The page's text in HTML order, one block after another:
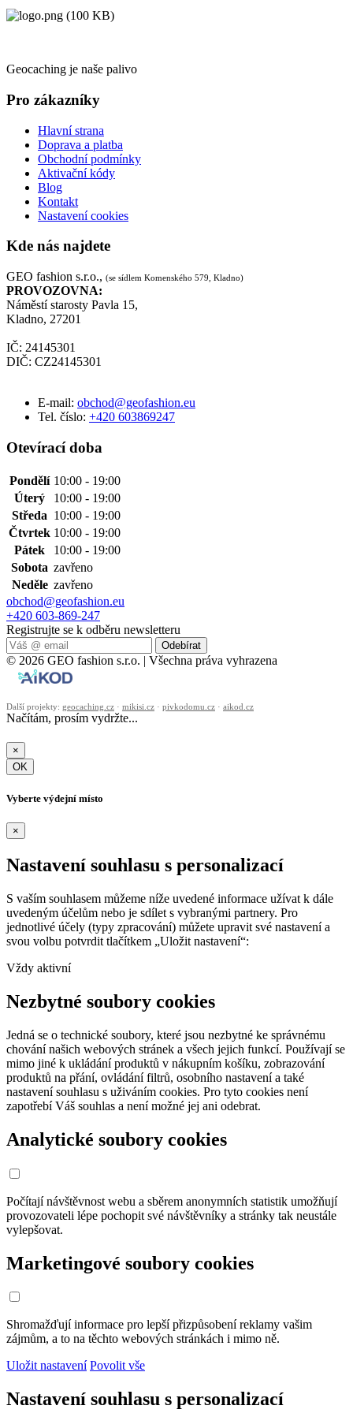
Geocaching je naše palivo
Pro zákazníky
Hlavní strana
Doprava a platba
Obchodní podmínky
Aktivační kódy
Blog
Kontakt
Nastavení cookies
Kde nás najdete
GEO fashion s.r.o., (se sídlem Komenského 579, Kladno)
PROVOZOVNA:
Náměstí starosty Pavla 15,
Kladno, 27201
IČ: 24145301
DIČ: CZ24145301
E-mail: obchod@geofashion.eu
Tel. číslo: +420 603869247
Otevírací doba
Pondělí 10:00 - 19:00
Úterý
10:00 - 19:00
Středa 10:00 - 19:00
Čtvrtek 10:00 - 19:00
Pátek
10:00 - 19:00
Sobota zavřeno
Neděle zavřeno
obchod@geofashion.eu
+420 603-869-247
Registrujte se k odběru newsletteru
Odebírat
© 2026 GEO fashion s.r.o. | Všechna práva vyhrazena
Další projekty: geocaching.cz · mikisi.cz · pivkodomu.cz · aikod.cz
Načítám, prosím vydržte...
×
OK
Vyberte výdejní místo
×
Nastavení souhlasu s personalizací
S vaším souhlasem můžeme níže uvedené informace užívat k dále
uvedeným účelům nebo je sdílet s vybranými partnery. Pro
jednotlivé účely (typy zpracování) můžete upravit své nastavení a
svou volbu potvrdit tlačítkem „Uložit nastavení“:
Vždy aktivní
Nezbytné soubory cookies
Jedná se o technické soubory, které jsou nezbytné ke správnému
chování našich webových stránek a všech jejich funkcí. Používají se
mimo jiné k ukládání produktů v nákupním košíku, zobrazování
produktů na přání, ovládání filtrů, osobního nastavení a také
nastavení souhlasu s uživáním cookies. Pro tyto cookies není
zapotřebí Váš souhlas a není možné jej ani odebrat.
Analytické soubory cookies
Počítají návštěvnost webu a sběrem anonymních statistik umožňují
provozovateli lépe pochopit své návštěvníky a stránky tak neustále
vylepšovat.
Marketingové soubory cookies
Shromažďují informace pro lepší přizpůsobení reklamy vašim
zájmům, a to na těchto webových stránkách i mimo ně.
Uložit nastavení Povolit vše
Nastavení souhlasu s personalizací